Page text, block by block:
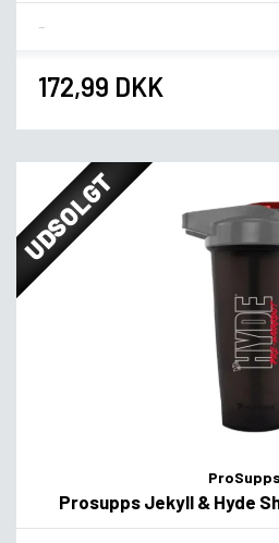
172,99 DKK
UDSOLGT
ProSupps
Prosupps Jekyll & Hyde